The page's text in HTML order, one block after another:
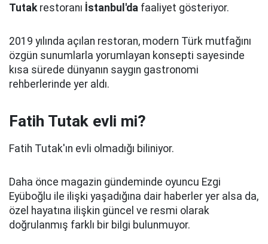
Tutakrestoranı İstanbul'da faaliyet gösteriyor.
2019 yılında açılan restoran, modern Türk mutfağını
özgün sunumlarla yorumlayan konsepti sayesinde
kısa sürede dünyanın saygın gastronomi
rehberlerinde yer aldı.
Fatih Tutak evli mi?
Fatih Tutak'ın evli olmadığı biliniyor.
Daha önce magazin gündeminde oyuncu Ezgi
Eyüboğlu ile ilişki yaşadığına dair haberler yer alsa da,
özel hayatına ilişkin güncel ve resmi olarak
doğrulanmış farklı bir bilgi bulunmuyor.